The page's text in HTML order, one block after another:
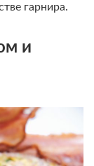
гарнира.
и